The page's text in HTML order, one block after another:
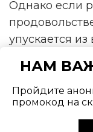
Однако если
упускается
культур
замены
Авторы
НАМ
Пройдите
промокод на